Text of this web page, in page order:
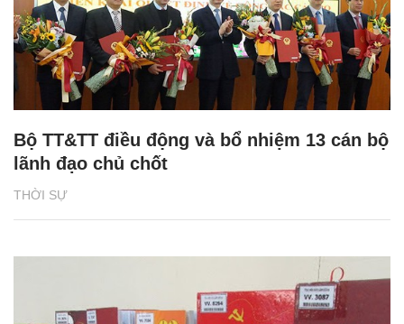
THỜI SỰ
Bộ TT&TT điều động và bổ nhiệm 13 cán bộ
lãnh đạo chủ chốt